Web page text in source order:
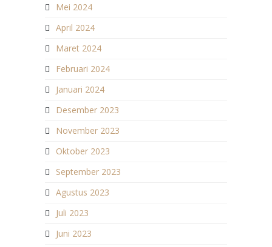
Mei 2024
April 2024
Maret 2024
Februari 2024
Januari 2024
Desember 2023
November 2023
Oktober 2023
September 2023
Agustus 2023
Juli 2023
Juni 2023